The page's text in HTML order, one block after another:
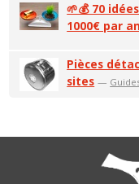
🌱💰 70
1000€ par an
Pièces
sites —